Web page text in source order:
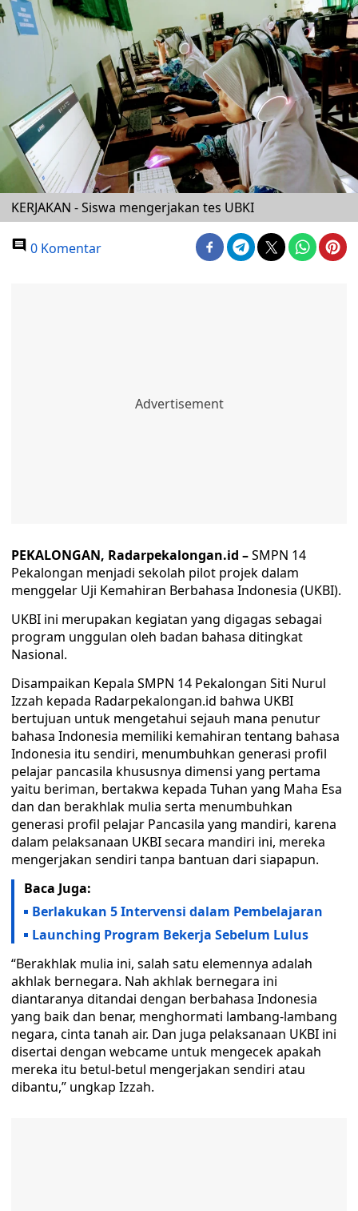
KERJAKAN - Siswa mengerjakan tes UBKI
0 Komentar
PEKALONGAN, Radarpekalongan.id –SMPN 14
Pekalongan menjadi sekolah pilot projek dalam
menggelar Uji Kemahiran Berbahasa Indonesia (UKBI).
UKBI ini merupakan kegiatan yang digagas sebagai
program unggulan oleh badan bahasa ditingkat
Nasional.
Disampaikan Kepala SMPN 14 Pekalongan Siti Nurul
Izzah kepada Radarpekalongan.id bahwa UKBI
bertujuan untuk mengetahui sejauh mana penutur
bahasa Indonesia memiliki kemahiran tentang bahasa
Indonesia itu sendiri, menumbuhkan generasi profil
pelajar pancasila khususnya dimensi yang pertama
yaitu beriman, bertakwa kepada Tuhan yang Maha Esa
dan dan berakhlak mulia serta menumbuhkan
generasi profil pelajar Pancasila yang mandiri, karena
dalam pelaksanaan UKBI secara mandiri ini, mereka
mengerjakan sendiri tanpa bantuan dari siapapun.
Baca Juga:
Berlakukan 5 Intervensi dalam Pembelajaran
Launching Program Bekerja Sebelum Lulus
“Berakhlak mulia ini, salah satu elemennya adalah
akhlak bernegara. Nah akhlak bernegara ini
diantaranya ditandai dengan berbahasa Indonesia
yang baik dan benar, menghormati lambang-lambang
negara, cinta tanah air. Dan juga pelaksanaan UKBI ini
disertai dengan webcame untuk mengecek apakah
mereka itu betul-betul mengerjakan sendiri atau
dibantu,” ungkap Izzah.